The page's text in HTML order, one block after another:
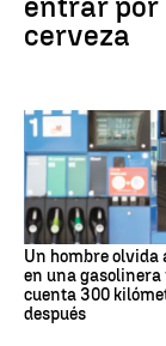
cerveza
Un hombre olvida
en una gasolinera
cuenta 300
después